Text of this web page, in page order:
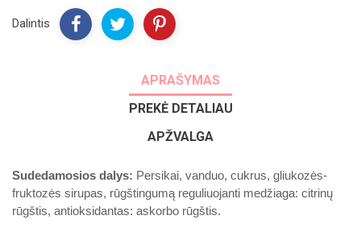
Dalintis
APRAŠYMAS
PREKĖ DETALIAU
APŽVALGA
Sudedamosios dalys: Persikai, vanduo, cukrus, gliukozės-
fruktozės sirupas, rūgštingumą reguliuojanti medžiaga: citrinų
rūgštis, antioksidantas: askorbo rūgštis.